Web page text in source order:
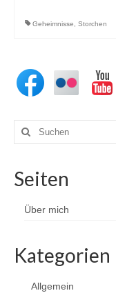
Geheimnisse Storchen
Suchen
nach:
Seiten
Über mich
Kategorien
Allgemein